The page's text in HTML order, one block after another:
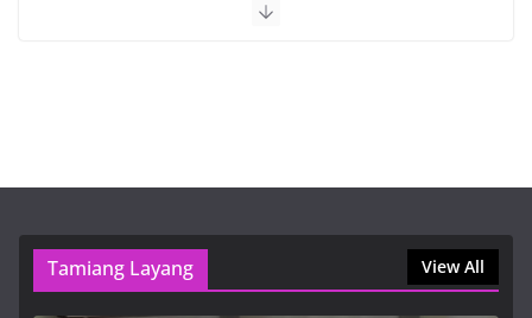
Semarak HUT ke-81 RI, Rutan
Bartim Expo 2026 Resmi Dibuka,
Ekonomi Masyarakat
Tamiang Layang View All